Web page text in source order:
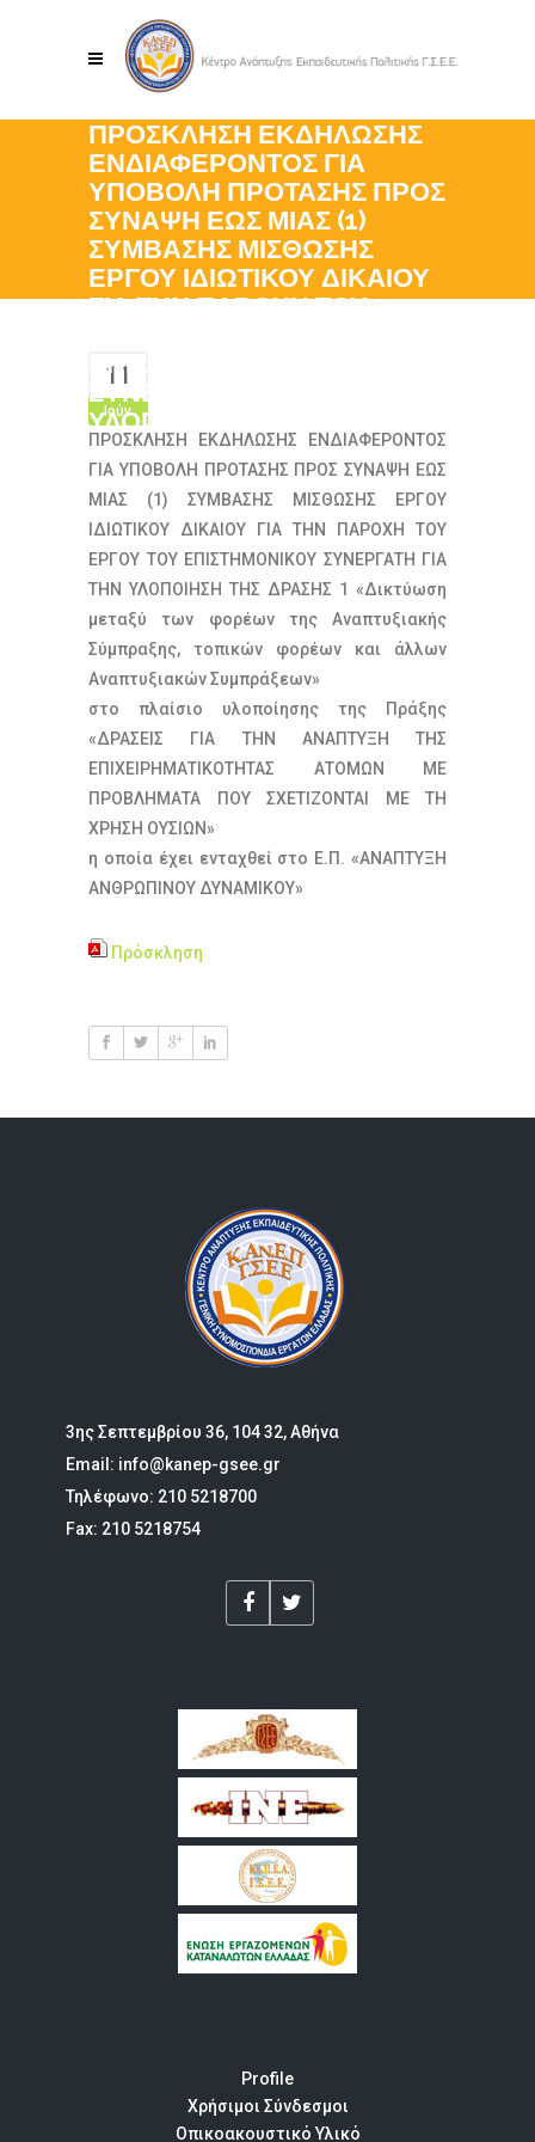
ΠΡΟΣΚΛΗΣΗ ΕΚΔΗΛΩΣΗΣ
ΕΝΔΙΑΦΕΡΟΝΤΟΣ ΓΙΑ
ΥΠΟΒΟΛΗ ΠΡΟΤΑΣΗΣ ΠΡΟΣ
ΣΥΝΑΨΗ ΕΩΣ ΜΙΑΣ (1)
ΣΥΜΒΑΣΗΣ ΜΙΣΘΩΣΗΣ
ΕΡΓΟΥ ΙΔΙΩΤΙΚΟΥ ΔΙΚΑΙΟΥ
ΓΙΑ ΤΗΝ ΠΑΡΟΧΗ ΤΟΥ
ΕΠΙΣΤΗΜΟΝΙΚΟΥ
ΣΥΝΕΡΓΑΤΗ ΓΙΑ ΤΗΝ
ΥΛΟΠΟΙΗΣΗ ΤΗΣ ΔΡΑΣΗΣ 1
11
Ιούν
ΠΡΟΣΚΛΗΣΗ ΕΚΔΗΛΩΣΗΣ ΕΝΔΙΑΦΕΡΟΝΤΟΣ
ΓΙΑ ΥΠΟΒΟΛΗ ΠΡΟΤΑΣΗΣ ΠΡΟΣ ΣΥΝΑΨΗ ΕΩΣ
ΜΙΑΣ (1) ΣΥΜΒΑΣΗΣ ΜΙΣΘΩΣΗΣ ΕΡΓΟΥ
ΙΔΙΩΤΙΚΟΥ ΔΙΚΑΙΟΥ ΓΙΑ ΤΗΝ ΠΑΡΟΧΗ ΤΟΥ
ΕΡΓΟΥ ΤΟΥ ΕΠΙΣΤΗΜΟΝΙΚΟΥ ΣΥΝΕΡΓΑΤΗ ΓΙΑ
ΤΗΝ ΥΛΟΠΟΙΗΣΗ ΤΗΣ ΔΡΑΣΗΣ 1 «Δικτύωση
μεταξύ των φορέων της Αναπτυξιακής
Σύμπραξης, τοπικών φορέων και άλλων
Αναπτυξιακών Συμπράξεων»
στο πλαίσιο υλοποίησης της Πράξης
«ΔΡΑΣΕΙΣ ΓΙΑ ΤΗΝ ΑΝΑΠΤΥΞΗ ΤΗΣ
ΕΠΙΧΕΙΡΗΜΑΤΙΚΟΤΗΤΑΣ ΑΤΟΜΩΝ ΜΕ
ΠΡΟΒΛΗΜΑΤΑ ΠΟΥ ΣΧΕΤΙΖΟΝΤΑΙ ΜΕ ΤΗ
ΧΡΗΣΗ ΟΥΣΙΩΝ»
η οποία έχει ενταχθεί στο Ε.Π. «ΑΝΑΠΤΥΞΗ
ΑΝΘΡΩΠΙΝΟΥ ΔΥΝΑΜΙΚΟΥ»
Πρόσκληση
3ης Σεπτεμβρίου 36, 104 32, Αθήνα
Email: info@kanep-gsee.gr
Τηλέφωνο: 210 5218700
Fax: 210 5218754
Profile
Χρήσιμοι Σύνδεσμοι
Οπικοακουστικό Υλικό